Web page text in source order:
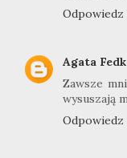
Odpowiedz
Agata
Zawsze
wysuszają
Odpowiedz